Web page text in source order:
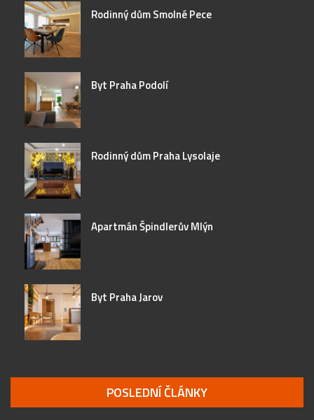
Rodinný dům Smolné Pece
Byt Praha Podolí
Rodinný dům Praha Lysolaje
Apartmán Špindlerův Mlýn
Byt Praha Jarov
POSLEDNÍ ČLÁNKY